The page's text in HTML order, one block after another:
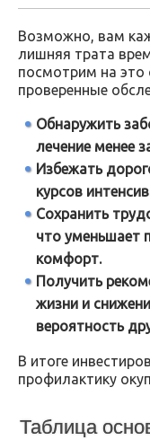
Возможно, вам
лишняя трата
посмотрим на это
проверенные
Обнаружить
лечение менее
Избежать
курсов
Сохранить
что уменьшает
комфорт.
Получить
жизни и
вероятность
В итоге
профилактику
Таблица